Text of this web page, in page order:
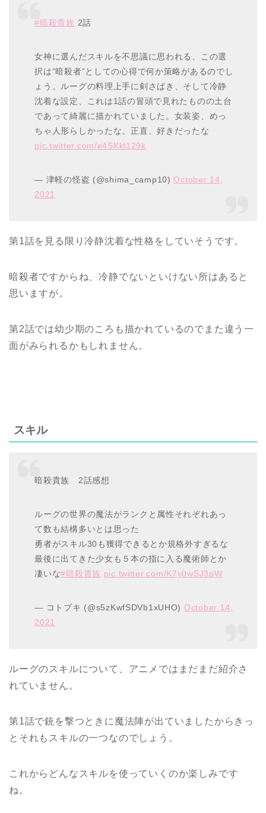
#暗殺貴族 2話
女神に選んだスキルを不思議に思われる、この選
択は“暗殺者”としての心得で何か策略があるのでし
ょう。ルーグの料理上手に剣さばき、そして冷静
沈着な設定、これは1話の冒頭で見れたものの土台
であって綺麗に描かれていました。女装姿、めっ
ちゃ人形らしかったな。正直、好きだったな
pic.twitter.com/e4SKkl129k
— 津軽の怪盗 (@shima_camp10)October 14,
2021
第1話を見る限り冷静沈着な性格をしていそうです。
暗殺者ですからね、冷静でないといけない所はあると
思いますが。
第2話では幼少期のころも描かれているのでまた違う一
面がみられるかもしれません。
スキル
暗殺貴族 2話感想
ルーグの世界の魔法がランクと属性それぞれあっ
て数も結構多いとは思った
勇者がスキル30も獲得できるとか規格外すぎるな
最後に出てきた少女も５本の指に入る魔術師とか
凄いな#暗殺貴族 pic.twitter.com/K7y0wSJ3pW
— コトブキ (@s5zKwfSDVb1xUHO) October 14,
2021
ルーグのスキルについて、アニメではまだまだ紹介さ
れていません。
第1話で銃を撃つときに魔法陣が出ていましたからきっ
とそれもスキルの一つなのでしょう。
これからどんなスキルを使っていくのか楽しみです
ね。